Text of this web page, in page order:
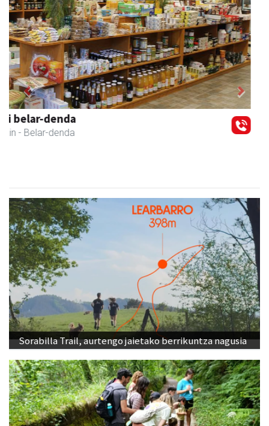
Mendi autoeskola
Andoain - Autoeskolak
Previous Next
Sorabilla Trail, aurtengo jaietako berrikuntza nagusia